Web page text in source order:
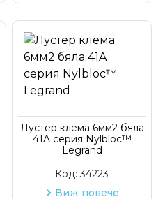
Лустер клема 6мм2 бяла
41A серия Nylbloc™
Legrand
Код:34223
Виж повече